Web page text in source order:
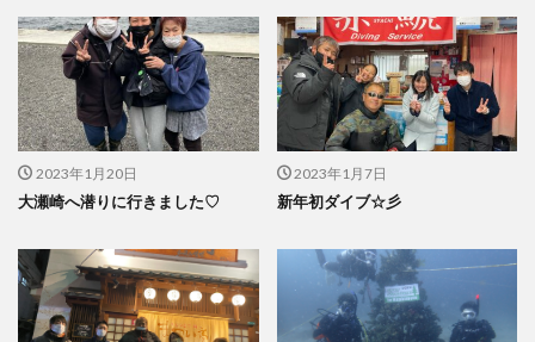
2023年1月20日
大瀬崎へ潜りに行きました♡
2023年1月7日
新年初ダイブ☆彡